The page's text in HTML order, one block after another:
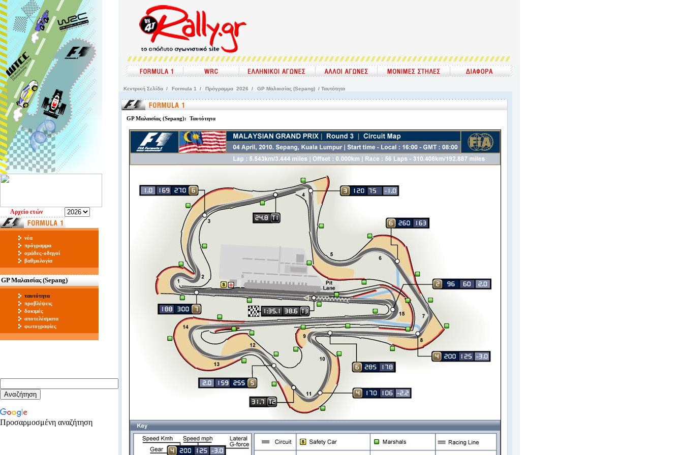
Aρχείο ετών
νέα
πρόγραμμα
ομάδες-οδηγοί
βαθμολογία
GP Μαλαισίας (Sepang)
ταυτότητα
προβλέψεις
δοκιμές
αποτελέσματα
φωτογραφίες
Προσαρμοσμένη αναζήτηση
Kεντρική Σελίδα / Formula 1 / Πρόγραμμα 2026 / GP Μαλαισίας (Sepang) / Ταυτότητα
GP Μαλαισίας (Sepang): Ταυτότητα